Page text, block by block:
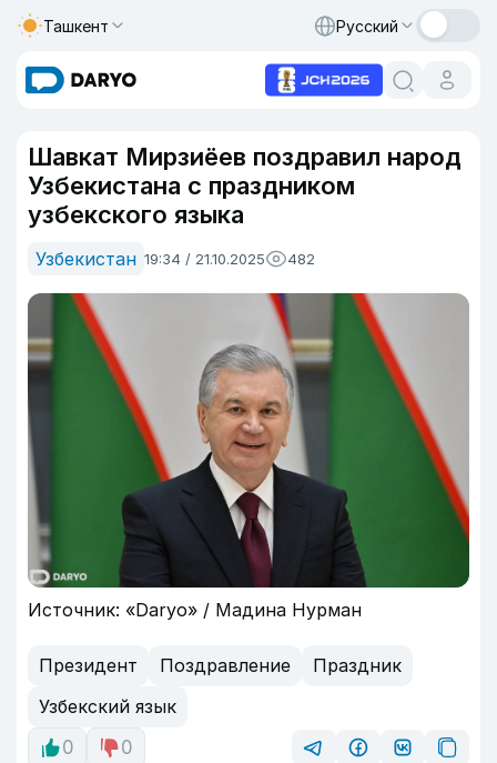
Ташкент Русский
Шавкат Мирзиёев поздравил народ
Узбекистана с праздником
узбекского языка
Узбекистан 19:34 / 21.10.2025 482
Источник: «Daryo» / Мадина Нурман
Президент Поздравление
Праздник
Узбекский язык
0
0